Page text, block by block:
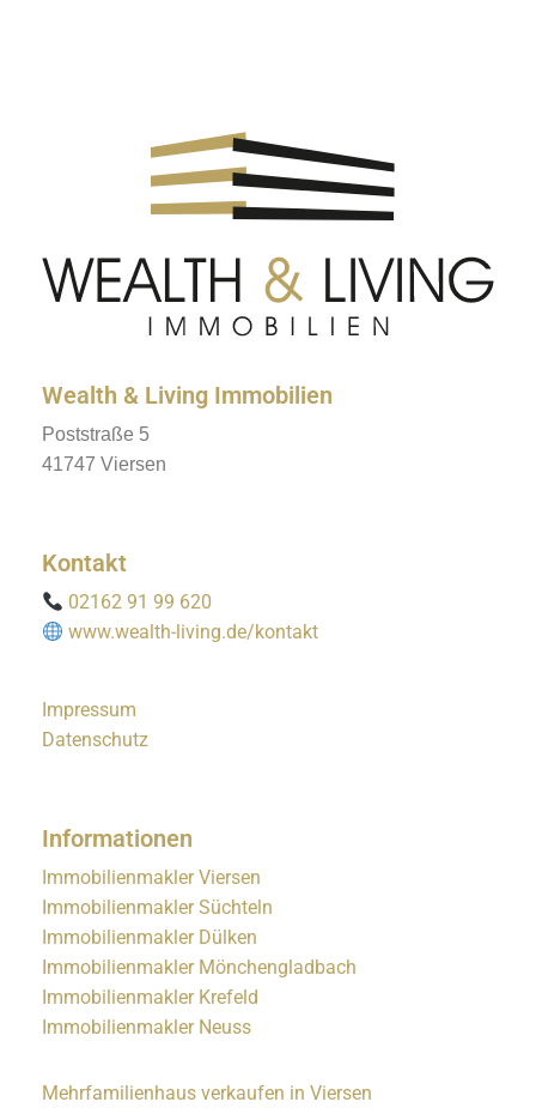
Wealth & Living Immobilien
Poststraße 5
41747 Viersen
Kontakt
02162 91 99 620
www.wealth-living.de/kontakt
Impressum
Datenschutz
Informationen
Immobilienmakler Viersen
Immobilienmakler Süchteln
Immobilienmakler Dülken
Immobilienmakler Mönchengladbach
Immobilienmakler Krefeld
Immobilienmakler Neuss
Mehrfamilienhaus verkaufen in Viersen